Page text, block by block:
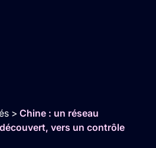
> Chine : un réseau
vers un contrôle